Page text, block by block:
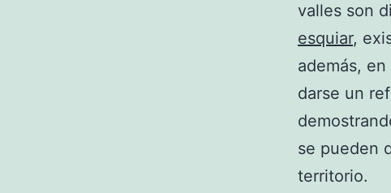
valles son
esquiar,
además,
darse un
se pueden
territorio.